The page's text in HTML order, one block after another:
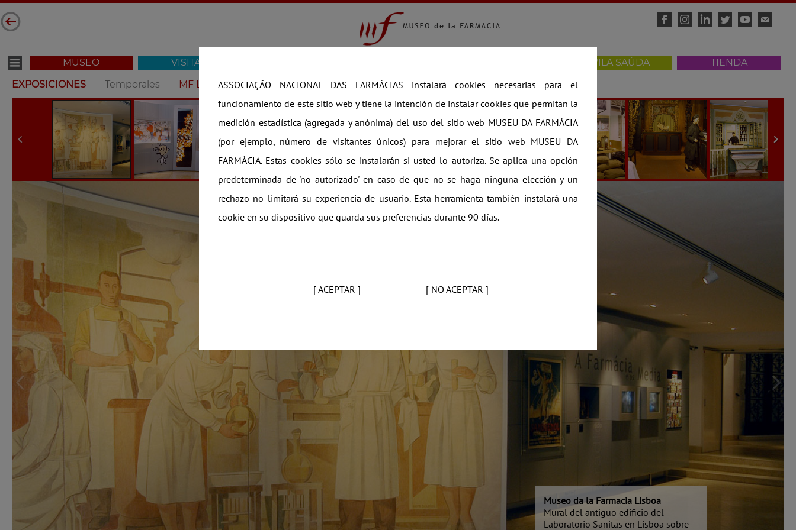
MUSEO VISITAR VILA SAÚDA TIENDA
ASSOCIAÇÃO NACIONAL DAS FARMÁCIAS instalará cookies necesarias para el
funcionamiento de este sitio web y tiene la intención de instalar cookies que permitan la
medición estadística (agregada y anónima) del uso del sitio web MUSEU DA FARMÁCIA
(por ejemplo, número de visitantes únicos) para mejorar el sitio web MUSEU DA
FARMÁCIA. Estas cookies sólo se instalarán si usted lo autoriza. Se aplica una opción
predeterminada de 'no autorizado' en caso de que no se haga ninguna elección y un
rechazo no limitará su experiencia de usuario. Esta herramienta también instalará una
cookie en su dispositivo que guarda sus preferencias durante 90 días.
[ ACEPTAR ] [ NO ACEPTAR ]
EXPOSICIONES Temporales MF Lisboa MF Oporto
Museo da la Farmacia Lisboa
Mural del antiguo edificio del
Laboratorio Sanitas en Lisboa sobre